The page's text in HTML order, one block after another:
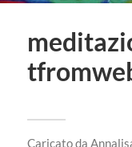
Caricato da